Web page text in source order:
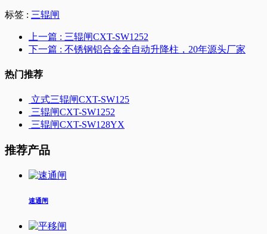
标签 : 三辊闸
上一篇 : 三辊闸CXT-SW1252
下一篇 : 不锈钢铝合金全自动升降柱，20年源头厂家
热门推荐
立式三辊闸CXT-SW125
三辊闸CXT-SW1252
三辊闸CXT-SW128YX
推荐产品
速通闸